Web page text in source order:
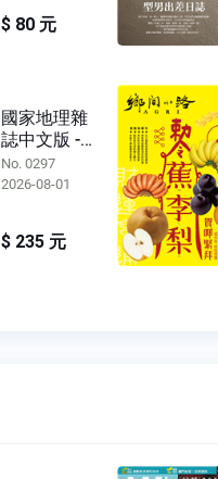
$ 80 元
國家地理雜
誌中文版 -
No.0297
No. 0297
2026-08-01
$ 235 元